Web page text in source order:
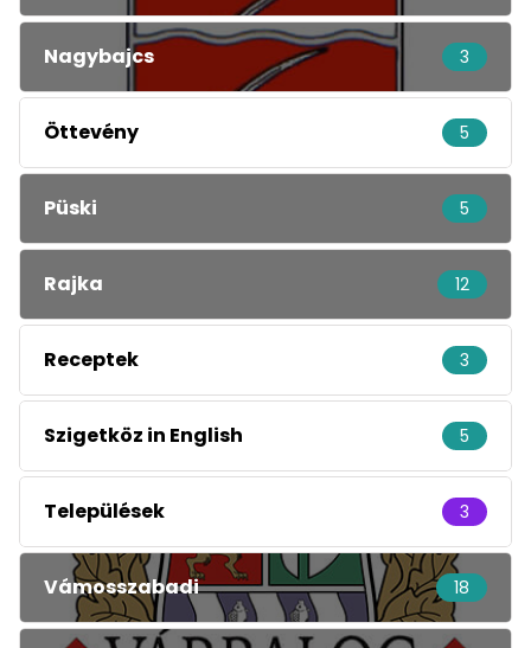
Nagybajcs 3
Öttevény 5
Püski 5
Rajka 12
Receptek 3
Szigetköz in English 5
Települések 3
Vámosszabadi 18